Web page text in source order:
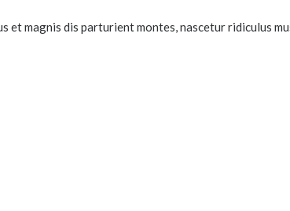
et magnis dis parturient montes, nascetur ridiculus